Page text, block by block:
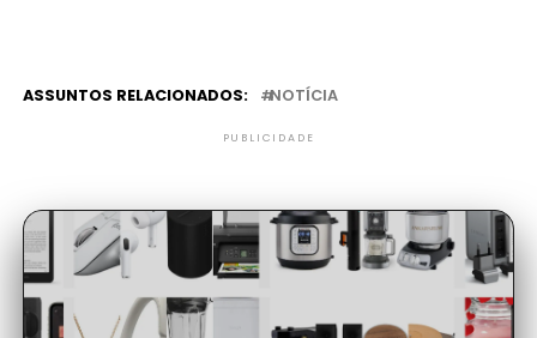
ASSUNTOS RELACIONADOS: NOTÍCIA
PUBLICIDADE